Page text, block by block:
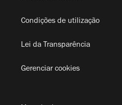
Condições de utilização
Lei da Transparência
Gerenciar cookies